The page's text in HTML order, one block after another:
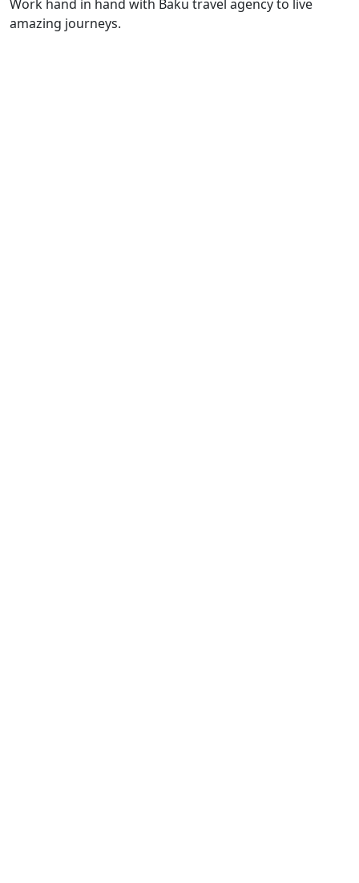
Work hand in hand with Baku travel agency to live
amazing journeys.